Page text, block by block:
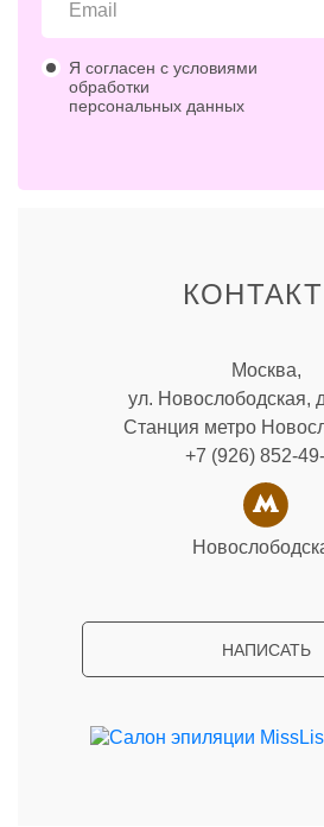
Я согласен с условиями
обработки
персональных данных
Москва,
ул. Новослободская,
Станция метро
+7 (926) 852-
НАПИСАТЬ